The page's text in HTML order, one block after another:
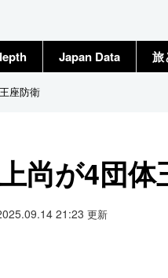
Japan Data 旅
座防衛
尚が4団体
21:23 更新